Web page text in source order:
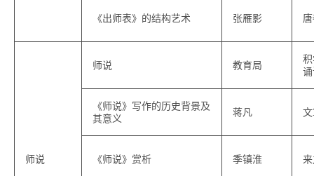
《出师表》的结构艺术 张雁影
师说
师说 教育局
《师说》写作的历史背景及
其意义
蒋凡
《师说》赏析 季镇淮